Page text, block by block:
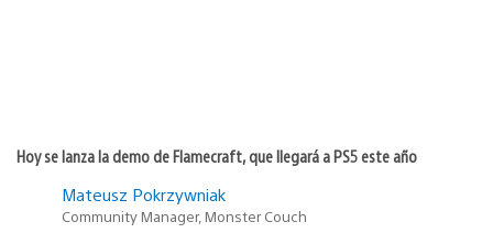
Hoy se lanza la demo de Flamecraft, que llegará a PS5 este año
Mateusz Pokrzywniak
Community Manager, Monster Couch